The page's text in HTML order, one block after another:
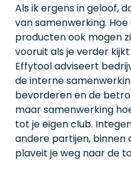
Als ik ergens in geloof,
van samenwerking.
producten ook mogen
vooruit als je verder kijkt
Effytool adviseert
de interne
bevorderen en de
maar samenwerking
tot je eigen club.
andere partijen, binnen
plaveit je weg naar de